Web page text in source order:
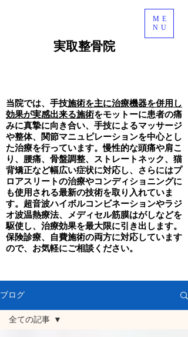
​実取整骨院
ME
NU
当院では、手技施術を主に治療機器を併用し
効果が実感出来る施術をモットーに患者の痛
みに真摯に向き合い、手技によるマッサージ
や整体、関節マニュピレーションを中心とし
た治療を行っています。慢性的な頭痛や肩こ
り、腰痛、骨盤調整、ストレートネック、猫
背矯正など幅広い症状に対応し、さらにはプ
ロアスリートの治療やコンディショニングに
も使用される最新の技術を取り入れていま
す。超音波ハイボルコンビネーションやラジ
オ波温熱療法、メディセル筋膜はがしなどを
駆使し、治療効果を最大限に引き出します。
保険診療、自費施術の両方に対応しています
ので、お気軽にご相談ください。
ブログ
全ての記事